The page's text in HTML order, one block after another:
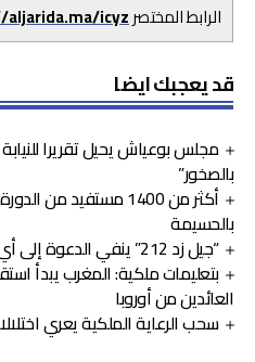
الرابط المختصرicyz
قد يعجبك ايضا
مجلس بوعياش يحيل تقريرا
بالصخور”
أكثر من 1400 مستفيد
بالحسيمة
“جيل زد 212” ينفي الدعوة إلى أي مظاهرات ميدانية
بتعليمات ملكية: المغرب يبدأ
العائدين من أوروبا
سحب الرعاية الملكية يعري